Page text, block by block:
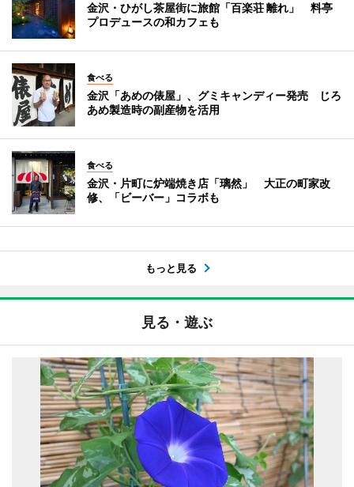
金沢・ひがし茶屋街に旅館「百楽荘 離れ」 料亭
プロデュースの和カフェも
食べる
金沢「あめの俵屋」、グミキャンディー発売 じろ
あめ製造時の副産物を活用
食べる
金沢・片町に炉端焼き店「璃然」 大正の町家改
修、「ビーバー」コラボも
もっと見る
見る・遊ぶ